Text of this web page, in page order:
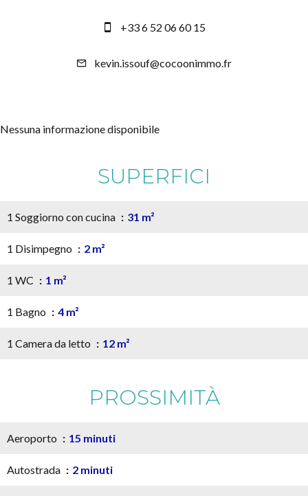
+33 6 52 06 60 15
kevin.issouf@cocoonimmo.fr
Nessuna informazione disponibile
SUPERFICI
1 Soggiorno con cucina 31 m²
1 Disimpegno 2 m²
1 WC 1 m²
1 Bagno 4 m²
1 Camera da letto 12 m²
PROSSIMITÀ
Aeroporto 15 minuti
Autostrada 2 minuti